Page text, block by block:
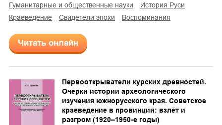
гуманитарные и общественные науки
история Руси
краеведение
свидетели эпохи воспоминания
Читать онлайн
Первооткрыватели курских древностей.
Очерки истории археологического
изучения южнорусского края. Советское
краеведение в провинции: взлёт и
разгром (1920–1950-е годы)